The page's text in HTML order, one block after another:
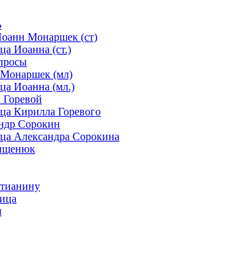
Монаршек (ст)
Иоанна (ст.)
(мл)
Иоанна (мл.)
Кирилла Горевого
Сорокин
Александра Сорокина